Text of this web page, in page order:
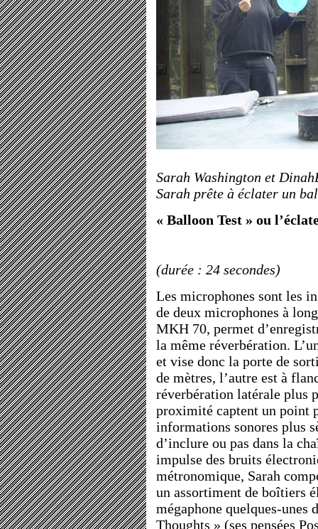
Sarah Washington et
Sarah prête à éclater un
« Balloon Test » ou
(durée : 24 secondes)
Les microphones sont les
de deux microphones à
MKH 70, permet
la même réverbération.
et vise donc la porte de
de mètres, l’autre est à
réverbération latérale plus
proximité captent un point
informations sonores plus
d’inclure ou pas dans la
impulse des bruits
métronomique, Sarah
un assortiment de boîtiers
mégaphone quelques-unes
Thoughts » (ses pensées